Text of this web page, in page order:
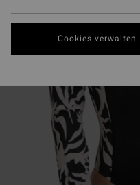
Cookies verwalten